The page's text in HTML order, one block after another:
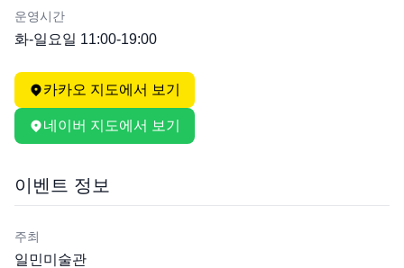
운영시간
화-일요일 11:00-19:00
카카오 지도에서 보기
네이버 지도에서 보기
이벤트 정보
주최
일민미술관